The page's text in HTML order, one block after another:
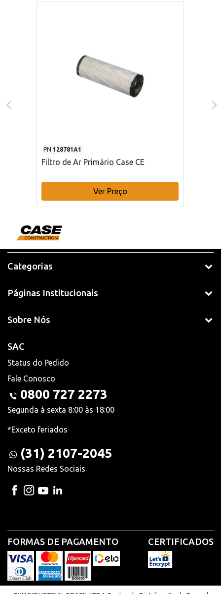
PN 128781A1
Filtro de Ar Primário Case CE
Ver Preço
Categorias
Páginas Institucionais
Sobre Nós
SAC
Status do Pedido
Fale Conosco
0800 727 2273
Segunda à sexta 8:00 às 18:00
*Exceto feriados
(31) 2107-2045
Nossas Redes Sociais
FORMAS DE PAGAMENTO CERTIFICADOS